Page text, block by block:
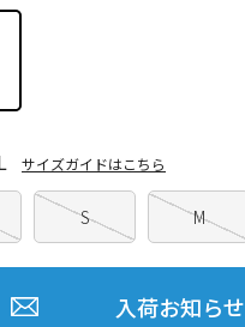
S M
サイズガイドはこちら
入荷お知ら